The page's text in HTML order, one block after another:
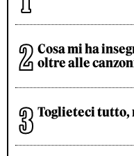
Cosa mi ha
oltre alle
Toglieteci tutto,